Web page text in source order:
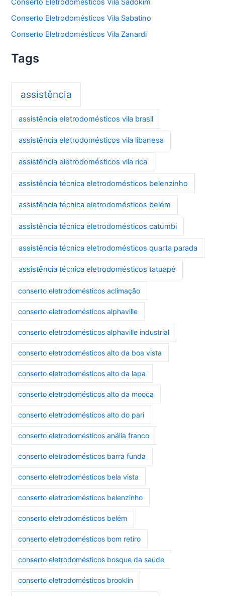
Conserto Eletrodomésticos Vila Sadokim
Conserto Eletrodomésticos Vila Sabatino
Conserto Eletrodomésticos Vila Zanardi
Tags
assistência
assistência eletrodomésticos vila brasil
assistência eletrodomésticos vila libanesa
assistência eletrodomésticos vila rica
assistência técnica eletrodomésticos belenzinho
assistência técnica eletrodomésticos belém
assistência técnica eletrodomésticos catumbi
assistência técnica eletrodomésticos quarta parada
assistência técnica eletrodomésticos tatuapé
conserto eletrodomésticos aclimação
conserto eletrodomésticos alphaville
conserto eletrodomésticos alphaville industrial
conserto eletrodomésticos alto da boa vista
conserto eletrodomésticos alto da lapa
conserto eletrodomésticos alto da mooca
conserto eletrodomésticos alto do pari
conserto eletrodomésticos anália franco
conserto eletrodomésticos barra funda
conserto eletrodomésticos bela vista
conserto eletrodomésticos belenzinho
conserto eletrodomésticos belém
conserto eletrodomésticos bom retiro
conserto eletrodomésticos bosque da saúde
conserto eletrodomésticos brooklin